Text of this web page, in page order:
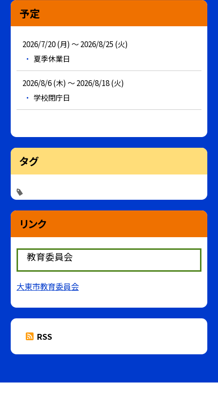
予定
2026/7/20 (月) ～ 2026/8/25 (火)
夏季休業日
2026/8/6 (木) ～ 2026/8/18 (火)
学校閉庁日
タグ
リンク
教育委員会
大東市教育委員会
RSS